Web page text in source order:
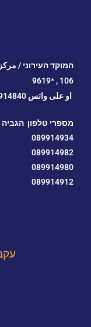
המוקד העירוני /
106 ,
*9619
او على واتس 089914840
מספרי טלפון הגביה
089914934
089914982
089914980
089914912